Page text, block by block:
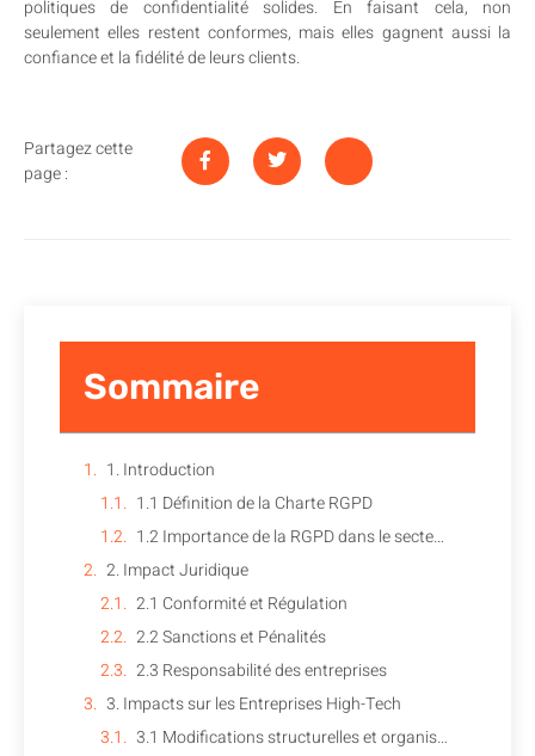
politiques de confidentialité solides. En faisant cela, non
seulement elles restent conformes, mais elles gagnent aussi la
confiance et la fidélité de leurs clients.
Partagez cette
page :
Sommaire
1. Introduction
1.1 Définition de la Charte RGPD
1.2 Importance de la RGPD dans le secteur High-Tech
2. Impact Juridique
2.1 Conformité et Régulation
2.2 Sanctions et Pénalités
2.3 Responsabilité des entreprises
3. Impacts sur les Entreprises High-Tech
3.1 Modifications structurelles et organisationnelles